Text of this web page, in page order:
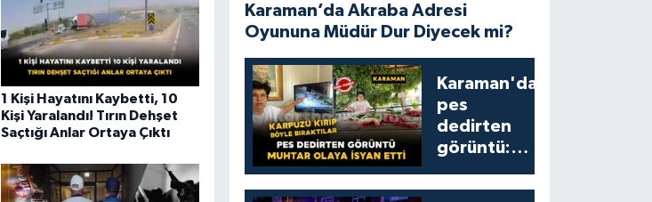
1 Kişi Hayatını Kaybetti, 10
Kişi Yaralandı! Tırın Dehşet
Saçtığı Anlar Ortaya Çıktı
Karaman’da Akraba Adresi
Oyununa Müdür Dur Diyecek mi?
Karaman'da
pes
dedirten
görüntü:
yumruklayıp